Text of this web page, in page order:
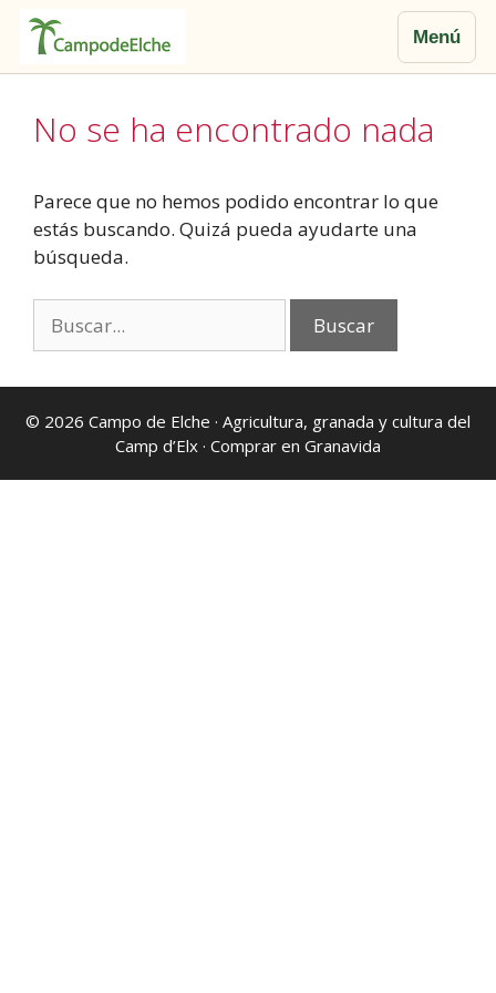
Menú
contenidoNo se ha encontrado nada
Parece que no hemos podido encontrar lo que
estás buscando. Quizá pueda ayudarte una
búsqueda.
© 2026 Campo de Elche · Agricultura, granada y cultura del
Camp d’Elx · Comprar en Granavida